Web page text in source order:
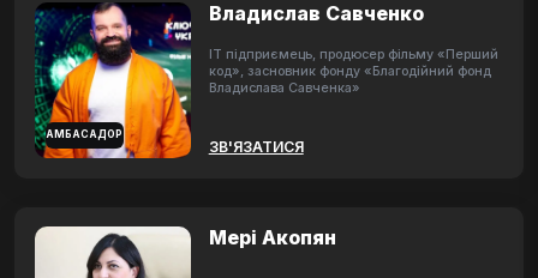
АМБАСАДОР
Владислав Савченко
ІТ підприємець, продюсер фільму «Перший
код», засновник фонду «Благодійний фонд
Владислава Савченка»
ЗВ'ЯЗАТИСЯ
Мері Акопян